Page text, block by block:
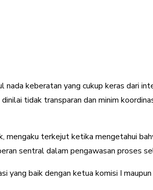
keberatan yang cukup keras dari
tidak transparan dan minim
terkejut ketika mengetahui
sentral dalam pengawasan proses
baik dengan ketua komisi I